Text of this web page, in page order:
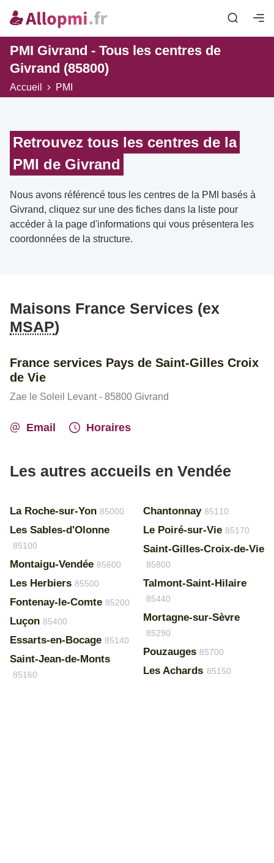
PMI Givrand - Tous les centres de
Givrand (85800)
Accueil PMI
Retrouvez tous les centres de la
PMI de Givrand
Nous avons référencé tous les centres de la PMI basés à
Givrand, cliquez sur une des fiches dans la liste pour
accéder à la page d'informations qui vous présentera les
coordonnées de la structure.
Maisons France Services (ex
MSAP)
France services Pays de Saint-Gilles Croix
de Vie
Zae le Soleil Levant - 85800 Givrand
Email Horaires
Les autres accueils en Vendée
La Roche-sur-Yon 85000
Les Sables-d'Olonne
85100
Montaigu-Vendée 85600
Les Herbiers 85500
Fontenay-le-Comte 85200
Luçon 85400
Essarts-en-Bocage 85140
Saint-Jean-de-Monts
85160
Chantonnay 85110
Le Poiré-sur-Vie 85170
Saint-Gilles-Croix-de-Vie
85800
Talmont-Saint-Hilaire
85440
Mortagne-sur-Sèvre
85290
Pouzauges 85700
Les Achards 85150